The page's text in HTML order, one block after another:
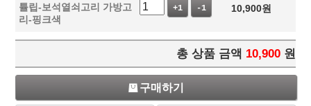
튤립-보석열쇠고리 가방고
리-핑크색
+1 -1 10,900원
총 상품 금액 10,900 원
구매하기